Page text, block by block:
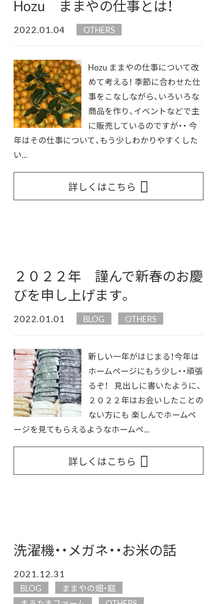
Hozu ままやの仕事とは！
2022.01.04 OTHERS
Hozu ままやの仕事について改
めて考える！ 季節に合わせた仕
事をこなしながら、いろいろな
商品を作り、イベントなどで主
に販売しているのですが・・ 今
年はその仕事について、もう少しわかりやすくした
い...
詳しくはこちら
２０２２年 謹んで新春のお慶
びを申し上げます。
2022.01.01 BLOG OTHERS
新しい一年がはじまる！今年は
ホームページにもう少し・・頑張
るぞ！ 見出しに書いたように、
２０２２年はお会いしたことの
ない方にも 楽しんでホームペ
ージを見てもらえるようなホームペ...
詳しくはこちら
洗濯機・・メガネ・・お米の話
2021.12.31
BLOG
ままやの畑・庭